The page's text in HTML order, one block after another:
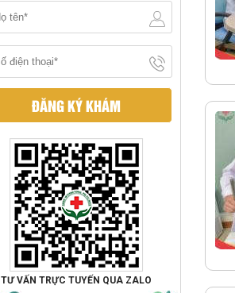
ĐĂNG KÝ KHÁM
TƯ VẤN TRỰC TUYẾN QUA ZALO